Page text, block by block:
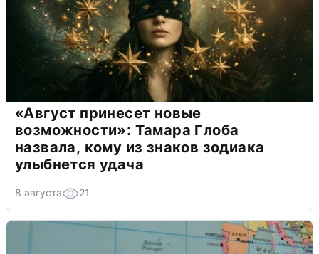
«Август принесет новые
возможности»: Тамара Глоба
назвала, кому из знаков зодиака
улыбнется удача
8 августа 21